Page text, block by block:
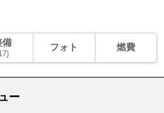
備 フォト 燃費
ー